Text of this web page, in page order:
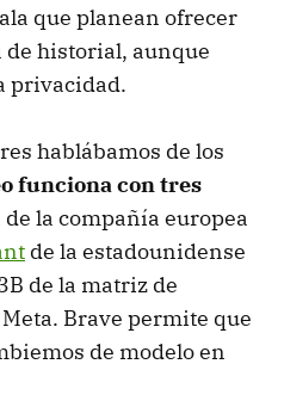
que planean ofrecer
historial, aunque
privacidad.
hablábamos de los
funciona con tres
de la compañía europea
de la estadounidense
de la matriz de
Brave permite que
de modelo en